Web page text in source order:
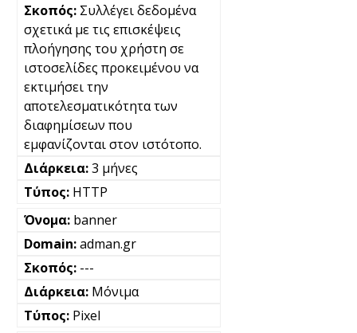
Συλλέγει δεδομένα
σχετικά με τις επισκέψεις
πλοήγησης του χρήστη σε
ιστοσελίδες προκειμένου να
εκτιμήσει την
αποτελεσματικότητα των
διαφημίσεων που
εμφανίζονται στον ιστότοπο.
3 μήνες
HTTP
banner
adman.gr
---
Μόνιμα
Pixel